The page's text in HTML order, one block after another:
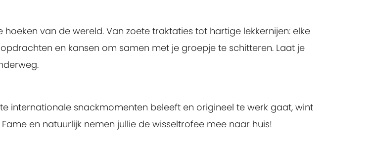
van de wereld. Van zoete traktaties tot hartige lekkernijen: elke
en kansen om samen met je groepje te schitteren. Laat je
internationale snackmomenten beleeft en origineel te werk gaat, wint
en natuurlijk nemen jullie de wisseltrofee mee naar huis!